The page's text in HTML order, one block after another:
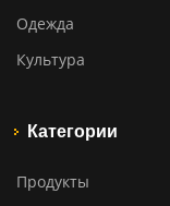
Одежда
Культура
Категории
Продукты